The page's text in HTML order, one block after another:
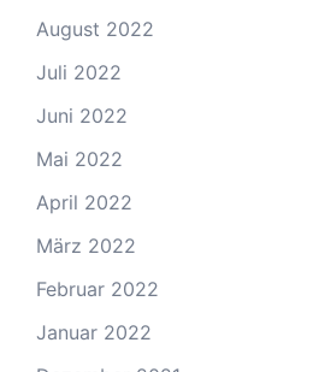
August 2022
Juli 2022
Juni 2022
Mai 2022
April 2022
März 2022
Februar 2022
Januar 2022